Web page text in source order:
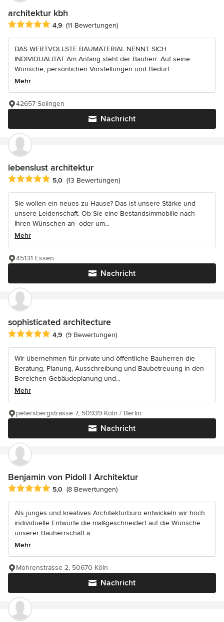
architektur kbh
Durchschnittliche Bewertung: 4.9 von 5 Sternen
4,9 (11 Bewertungen)
DAS WERTVOLLSTE BAUMATERIAL NENNT SICH
INDIVIDUALITÄT Am Anfang steht der Bauherr. Auf seine
Wünsche, persönlichen Vorstellungen und Bedürf...
Mehr
Nachricht
42657 Solingen
lebenslust architektur
Durchschnittliche Bewertung: 5 von 5 Sternen
5,0 (13 Bewertungen)
Sie wollen ein neues zu Hause? Das ist unsere Stärke und
unsere Leidenschaft. Ob Sie eine Bestandsimmobilie nach
Ihren Wünschen an- oder um...
Mehr
Nachricht
45131 Essen
sophisticated architecture
Durchschnittliche Bewertung: 4.9 von 5 Sternen
4,9 (9 Bewertungen)
Wir übernehmen für private und öffentliche Bauherren die
Beratung, Planung, Ausschreibung und Baubetreuung in den
Bereichen Gebäudeplanung und...
Mehr
Nachricht
petersbergstrasse 7, 50939 Köln / Berlin
Benjamin von Pidoll I Architektur
Durchschnittliche Bewertung: 5 von 5 Sternen
5,0 (8 Bewertungen)
Als junges und kreatives Architekturbüro entwickeln wir hoch
individuelle Entwürfe die maßgeschneidert auf die Wünsche
unserer Bauherrschaft a...
Mehr
Nachricht
Mohrenstrasse 2, 50670 Köln